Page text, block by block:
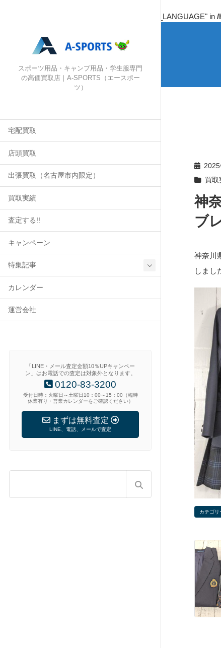
: Undefined array key "HTTP_ACCEPT_LANGUAGE" in /
スポーツ用品・キャンプ用品・学生服専門
の高価買取店｜A-SPORTS（エースポー
ツ）
宅配買取
店頭買取
出張買取（名古屋市内限定）
買取実績
査定する!!
キャンペーン
特集記事
カレンダー
運営会社
「LINE・メール査定金額10％UPキャンペー
ン」はお電話での査定は対象外となります。
0120-83-3200
受付日時：火曜日～土曜日10：00～15：00（臨時
休業有り・営業カレンダーをご確認ください）
まずは無料査定
LINE、電話、メールで査定
買取
神
ブ
神奈川
しまし
カテゴリ